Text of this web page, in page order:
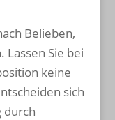
Belieben,
Sie bei
keine
sich
durch